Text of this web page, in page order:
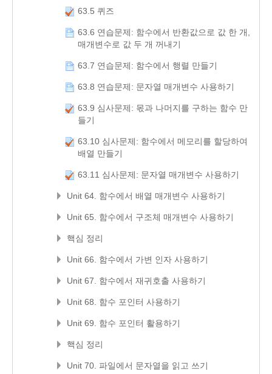
63.5 퀴즈
63.6 연습문제: 함수에서 반환값으로 값 한 개,
매개변수로 값 두 개 꺼내기
63.7 연습문제: 함수에서 행렬 만들기
63.8 연습문제: 문자열 매개변수 사용하기
63.9 심사문제: 몫과 나머지를 구하는 함수 만
들기
63.10 심사문제: 함수에서 메모리를 할당하여
배열 만들기
63.11 심사문제: 문자열 매개변수 사용하기
Unit 64. 함수에서 배열 매개변수 사용하기
Unit 65. 함수에서 구조체 매개변수 사용하기
핵심 정리
Unit 66. 함수에서 가변 인자 사용하기
Unit 67. 함수에서 재귀호출 사용하기
Unit 68. 함수 포인터 사용하기
Unit 69. 함수 포인터 활용하기
핵심 정리
Unit 70. 파일에서 문자열을 읽고 쓰기